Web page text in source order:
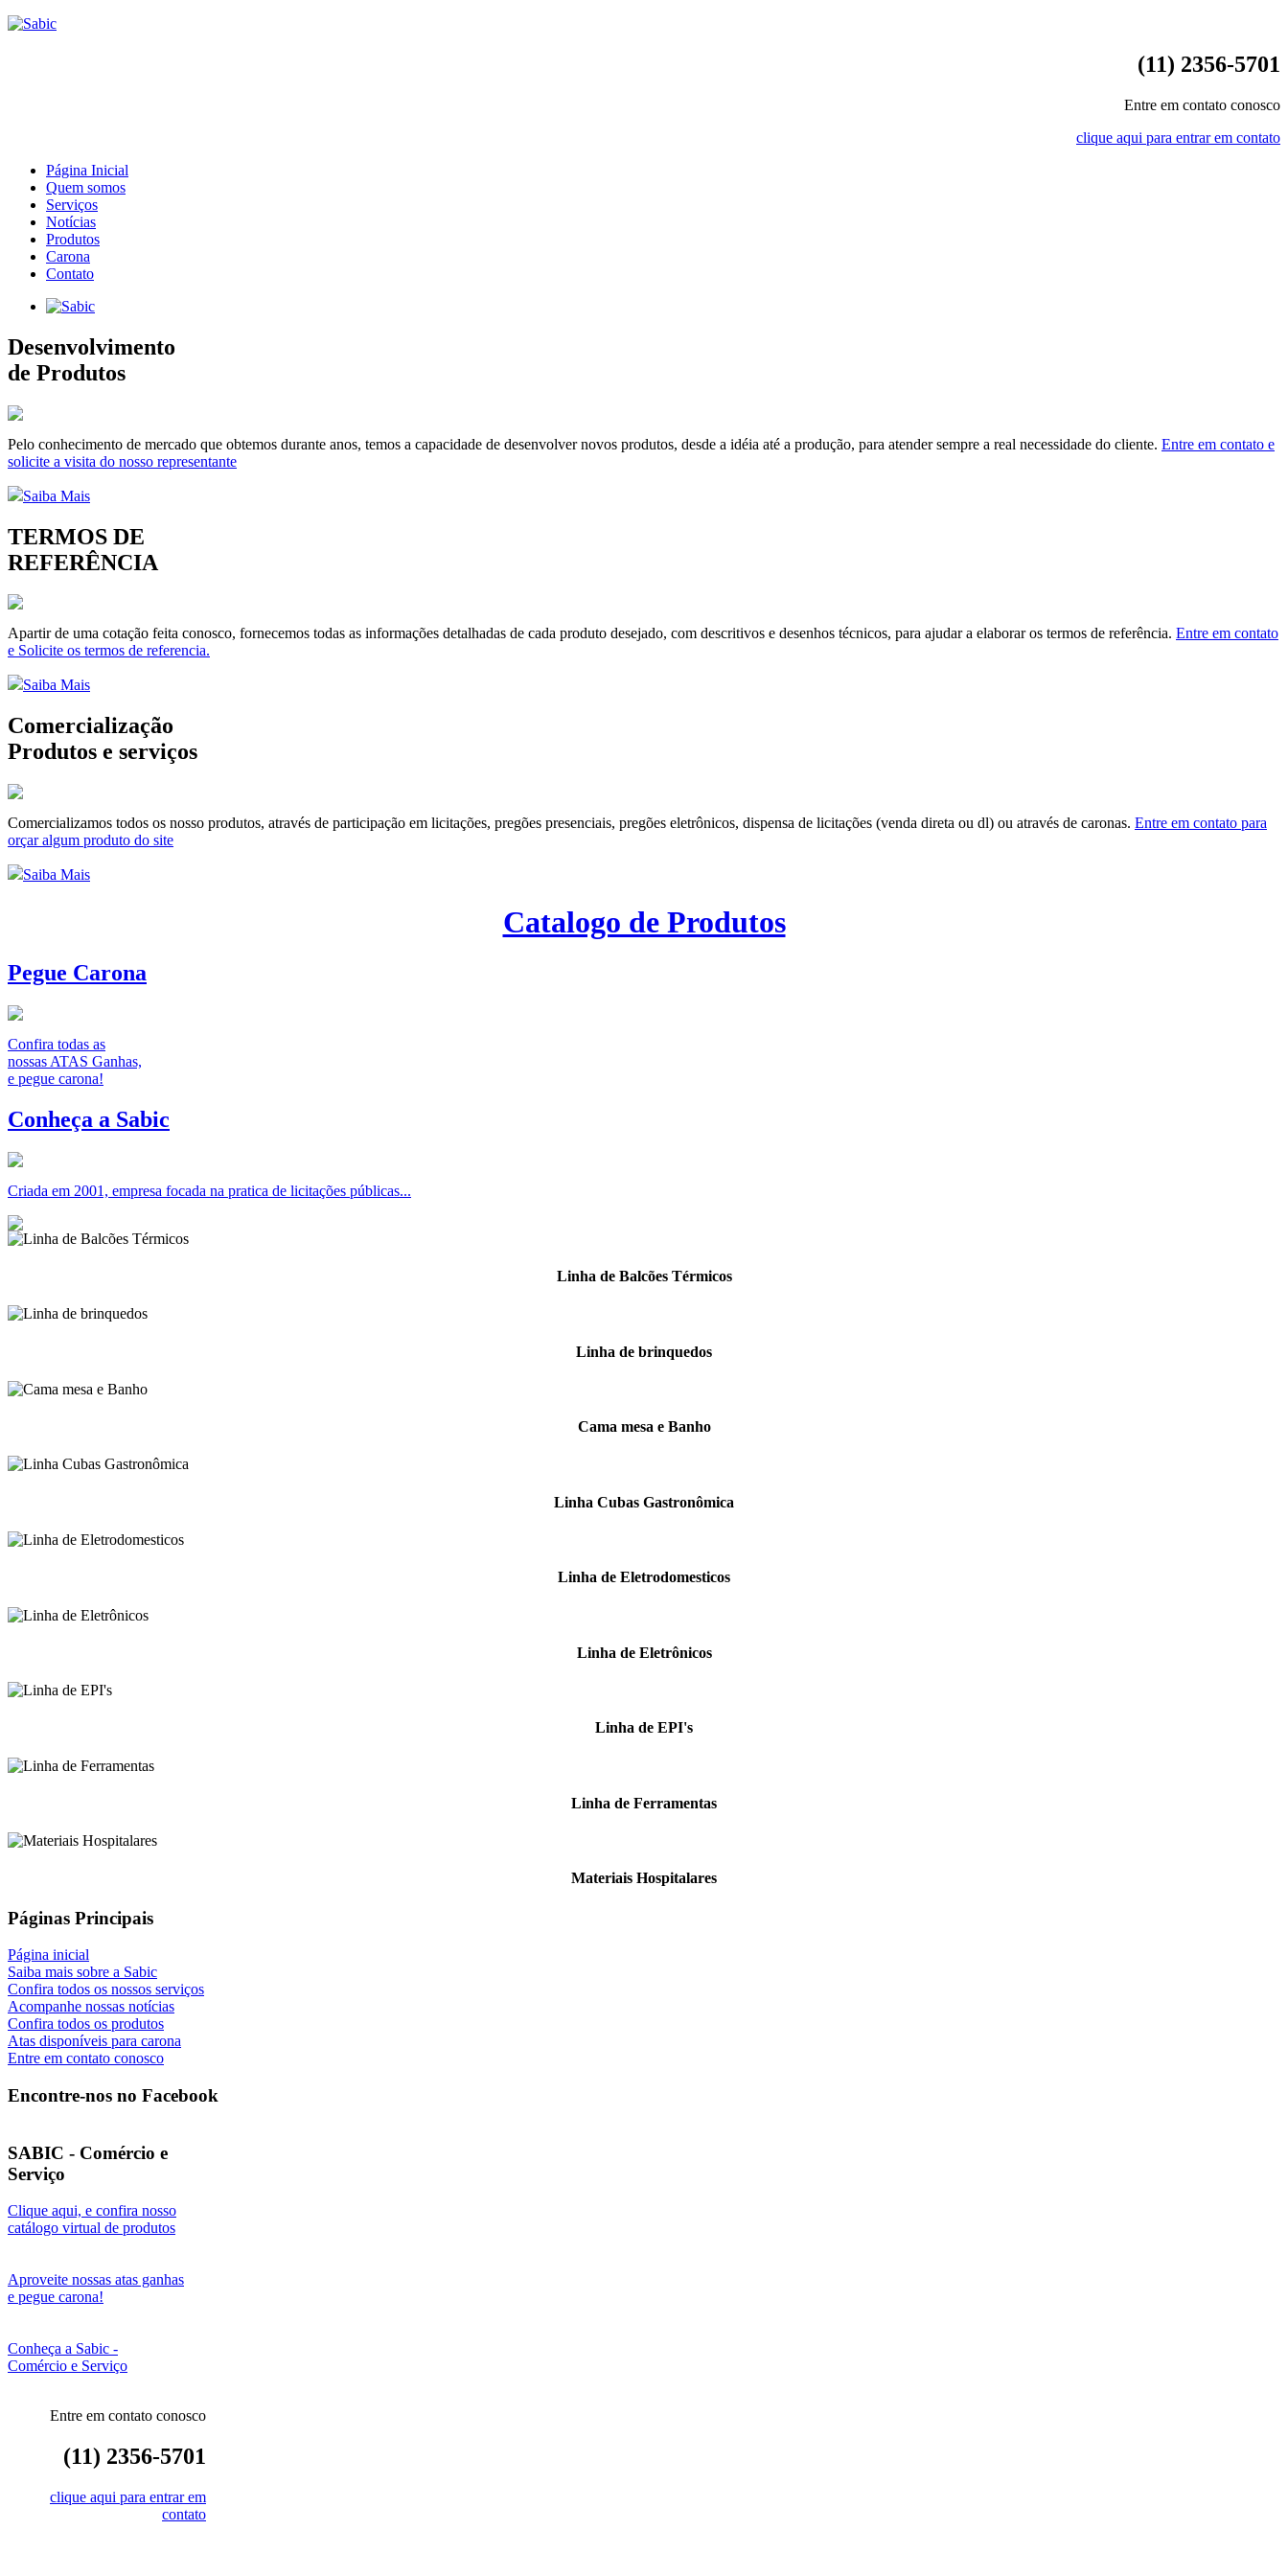
(11) 2356-5701
Entre em contato conosco
clique aqui para entrar em contato
Página Inicial
Quem somos
Serviços
Notícias
Produtos
Carona
Contato
Desenvolvimento
de Produtos
Pelo conhecimento de mercado que obtemos durante anos, temos a capacidade de desenvolver novos produtos, desde a idéia até a produção, para atender sempre a real necessidade do cliente. Entre em contato e
solicite a visita do nosso representante
Saiba Mais
TERMOS DE
REFERÊNCIA
Apartir de uma cotação feita conosco, fornecemos todas as informações detalhadas de cada produto desejado, com descritivos e desenhos técnicos, para ajudar a elaborar os termos de referência. Entre em contato
e Solicite os termos de referencia.
Saiba Mais
Comercialização
Produtos e serviços
Comercializamos todos os nosso produtos, através de participação em licitações, pregões presenciais, pregões eletrônicos, dispensa de licitações (venda direta ou dl) ou através de caronas. Entre em contato para
orçar algum produto do site
Saiba Mais
Catalogo de Produtos
Pegue Carona
Confira todas as
nossas ATAS Ganhas,
e pegue carona!
Conheça a Sabic
Criada em 2001, empresa focada na pratica de licitações públicas...
Linha de Balcões Térmicos
Linha de brinquedos
Cama mesa e Banho
Linha Cubas Gastronômica
Linha de Eletrodomesticos
Linha de Eletrônicos
Linha de EPI's
Linha de Ferramentas
Materiais Hospitalares
Páginas Principais
Página inicial
Saiba mais sobre a Sabic
Confira todos os nossos serviços
Acompanhe nossas notícias
Confira todos os produtos
Atas disponíveis para carona
Entre em contato conosco
Encontre-nos no Facebook
SABIC - Comércio e
Serviço
Clique aqui, e confira nosso
catálogo virtual de produtos
Aproveite nossas atas ganhas
e pegue carona!
Conheça a Sabic -
Comércio e Serviço
Entre em contato conosco
(11) 2356-5701
clique aqui para entrar em
contato